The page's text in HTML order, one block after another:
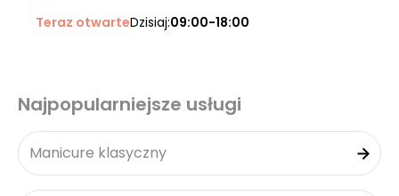
Teraz otwarteDzisiaj:09:00-18:00
Najpopularniejsze usługi
Manicure klasyczny